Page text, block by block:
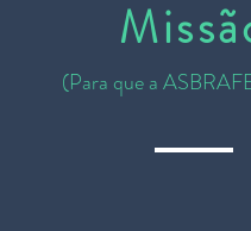
Mi
(Para que a